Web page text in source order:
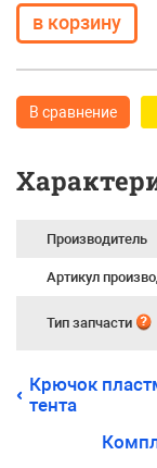
В сравнение
Производитель
Артикул
Тип запчасти
Крючок
тента